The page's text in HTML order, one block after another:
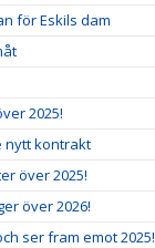
för Eskils dam
2025!
nytt kontrakt
över 2025!
över 2026!
ser fram emot 2025!